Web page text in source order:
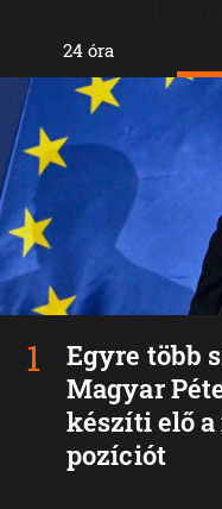
24 óra
Egyre több
Magyar
készíti elő
pozíciót